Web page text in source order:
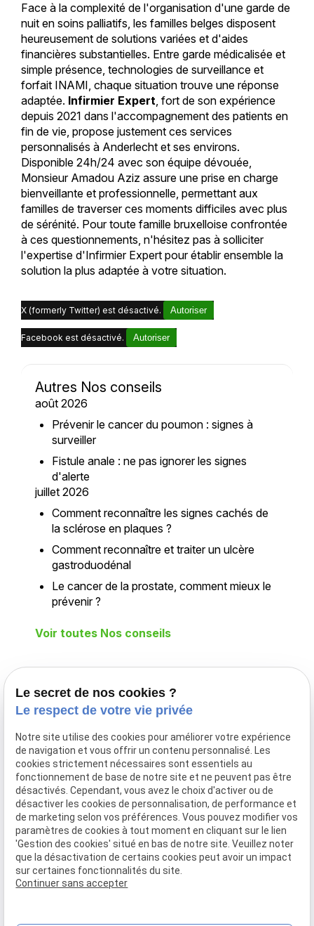
Face à la complexité de l'organisation d'une garde de
nuit en soins palliatifs, les familles belges disposent
heureusement de solutions variées et d'aides
financières substantielles. Entre garde médicalisée et
simple présence, technologies de surveillance et
forfait INAMI, chaque situation trouve une réponse
adaptée. Infirmier Expert, fort de son expérience
depuis 2021 dans l'accompagnement des patients en
fin de vie, propose justement ces services
personnalisés à Anderlecht et ses environs.
Disponible 24h/24 avec son équipe dévouée,
Monsieur Amadou Aziz assure une prise en charge
bienveillante et professionnelle, permettant aux
familles de traverser ces moments difficiles avec plus
de sérénité. Pour toute famille bruxelloise confrontée
à ces questionnements, n'hésitez pas à solliciter
l'expertise d'Infirmier Expert pour établir ensemble la
solution la plus adaptée à votre situation.
X (formerly Twitter) est désactivé. Autoriser
Facebook est désactivé. Autoriser
Autres Nos conseils
août 2026
Prévenir le cancer du poumon : signes à
surveiller
Fistule anale : ne pas ignorer les signes
d'alerte
juillet 2026
Comment reconnaître les signes cachés de
la sclérose en plaques ?
Comment reconnaître et traiter un ulcère
gastroduodénal
Le cancer de la prostate, comment mieux le
prévenir ?
Voir toutes Nos conseils
Infirmier
Expert, soins
et bien-être au
cœur de votre
domicile
Téléphone
02 775 26 25
DILBEEK
Horaires
24h/24 - 7j/7
Le secret de nos cookies ?
Le respect de votre vie privée
Notre site utilise des cookies pour améliorer votre expérience
de navigation et vous offrir un contenu personnalisé. Les
cookies strictement nécessaires sont essentiels au
fonctionnement de base de notre site et ne peuvent pas être
désactivés. Cependant, vous avez le choix d'activer ou de
désactiver les cookies de personnalisation, de performance et
de marketing selon vos préférences. Vous pouvez modifier vos
paramètres de cookies à tout moment en cliquant sur le lien
'Gestion des cookies' situé en bas de notre site. Veuillez noter
que la désactivation de certains cookies peut avoir un impact
sur certaines fonctionnalités du site.
Continuer sans accepter